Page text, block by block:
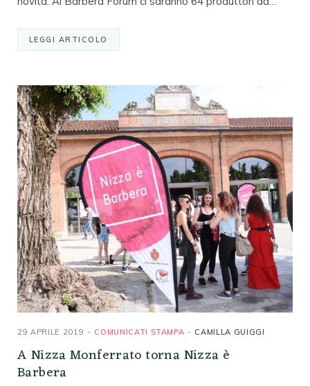
LEGGI ARTICOLO
29 APRILE 2019 COMUNICATI STAMPA CAMILLA GUIGGI
A Nizza Monferrato torna Nizza è
Barbera